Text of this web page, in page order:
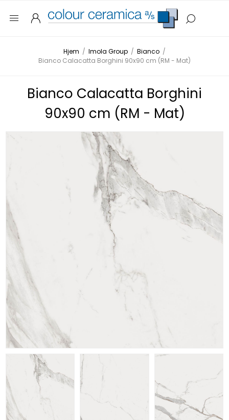
Hjem / Imola Group / Bianco /
Bianco Calacatta Borghini 90x90 cm (RM - Mat)
Bianco Calacatta Borghini
90x90 cm (RM - Mat)